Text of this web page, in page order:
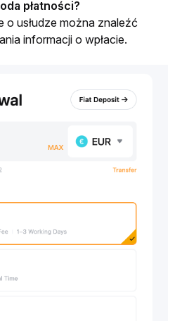
płatności?
o usłudze można znaleźć
informacji o wpłacie.